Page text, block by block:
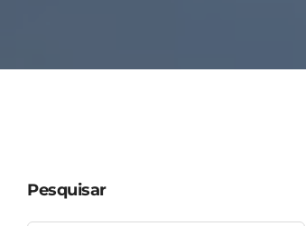
Pesquisar